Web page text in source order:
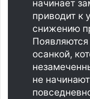
начинает
приводит к
снижению
осанкой,
не